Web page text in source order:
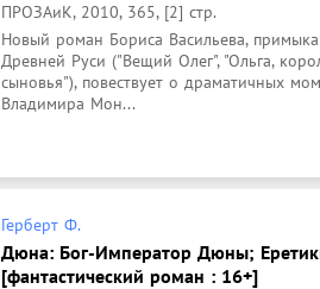
ПРОЗАиК, 2010, 365, [2] стр.
Новый роман Бориса Васильева,
Древней Руси ("Вещий Олег", "Ольга,
сыновья"), повествует о драматичных
Владимира Мон...
Герберт Ф.
Дюна: Бог-Император Дюны;
[фантастический роман : 16+]